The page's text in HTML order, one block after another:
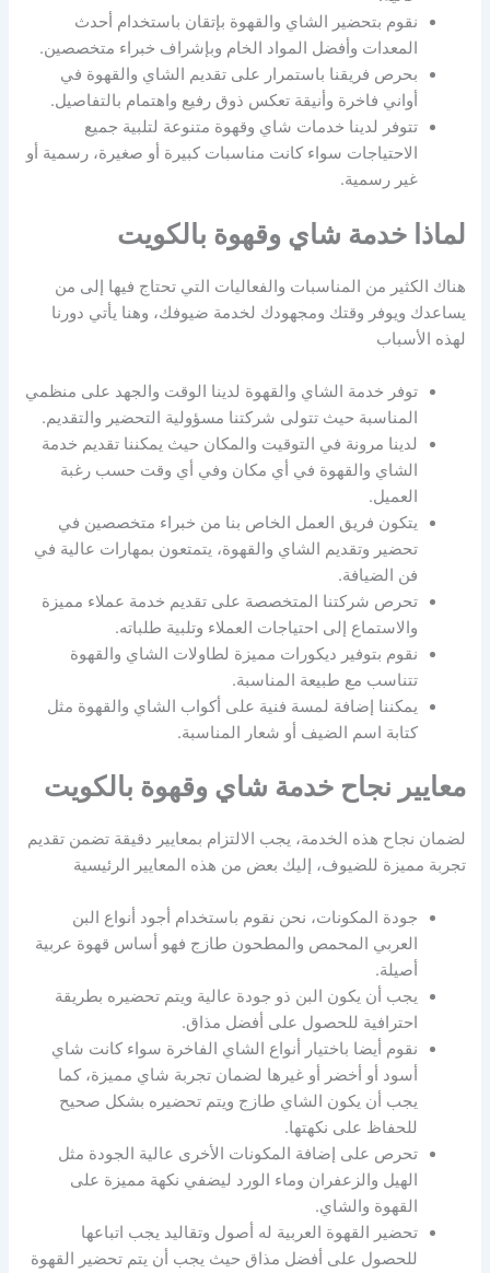
نقوم بتحضير الشاي والقهوة بإتقان باستخدام أحدث
المعدات وأفضل المواد الخام وبإشراف خبراء متخصصين.
بحرص فريقنا باستمرار على تقديم الشاي والقهوة في
أواني فاخرة وأنيقة تعكس ذوق رفيع واهتمام بالتفاصيل.
تتوفر لدينا خدمات شاي وقهوة متنوعة لتلبية جميع
الاحتياجات سواء كانت مناسبات كبيرة أو صغيرة، رسمية أو
غير رسمية.
لماذا خدمة شاي وقهوة بالكويت
هناك الكثير من المناسبات والفعاليات التي تحتاج فيها إلى من
يساعدك ويوفر وقتك ومجهودك لخدمة ضيوفك، وهنا يأتي دورنا
لهذه الأسباب
توفر خدمة الشاي والقهوة لدينا الوقت والجهد على منظمي
المناسبة حيث تتولى شركتنا مسؤولية التحضير والتقديم.
لدينا مرونة في التوقيت والمكان حيث يمكننا تقديم خدمة
الشاي والقهوة في أي مكان وفي أي وقت حسب رغبة
العميل.
يتكون فريق العمل الخاص بنا من خبراء متخصصين في
تحضير وتقديم الشاي والقهوة، يتمتعون بمهارات عالية في
فن الضيافة.
تحرص شركتنا المتخصصة على تقديم خدمة عملاء مميزة
والاستماع إلى احتياجات العملاء وتلبية طلباته.
نقوم بتوفير ديكورات مميزة لطاولات الشاي والقهوة
تتناسب مع طبيعة المناسبة.
يمكننا إضافة لمسة فنية على أكواب الشاي والقهوة مثل
كتابة اسم الضيف أو شعار المناسبة.
معايير نجاح خدمة شاي وقهوة بالكويت
لضمان نجاح هذه الخدمة، يجب الالتزام بمعايير دقيقة تضمن تقديم
تجربة مميزة للضيوف، إليك بعض من هذه المعايير الرئيسية
جودة المكونات، نحن نقوم باستخدام أجود أنواع البن
العربي المحمص والمطحون طازج فهو أساس قهوة عربية
أصيلة.
يجب أن يكون البن ذو جودة عالية ويتم تحضيره بطريقة
احترافية للحصول على أفضل مذاق.
نقوم أيضا باختيار أنواع الشاي الفاخرة سواء كانت شاي
أسود أو أخضر أو غيرها لضمان تجربة شاي مميزة، كما
يجب أن يكون الشاي طازج ويتم تحضيره بشكل صحيح
للحفاظ على نكهتها.
تحرص على إضافة المكونات الأخرى عالية الجودة مثل
الهيل والزعفران وماء الورد ليضفي نكهة مميزة على
القهوة والشاي.
تحضير القهوة العربية له أصول وتقاليد يجب اتباعها
للحصول على أفضل مذاق حيث يجب أن يتم تحضير القهوة